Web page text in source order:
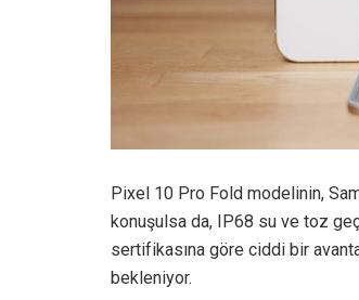
Pixel 10 Pro Fold modelinin,
konuşulsa da, IP68 su ve toz
sertifikasına göre ciddi bir
bekleniyor.